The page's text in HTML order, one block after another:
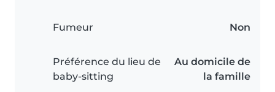
Fumeur Non
Préférence du lieu de
baby-sitting
Au domicile de
la famille